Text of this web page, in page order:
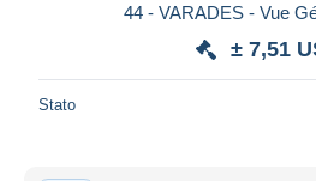
44 - VARADES - Vue
± 7,51
Stato